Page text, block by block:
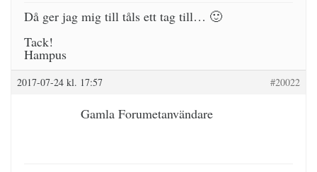
Då ger jag mig till tåls ett tag till… 🙂
Tack!
Hampus
2017-07-24 kl. 17:57 #20022
Gamla Forumetanvändare